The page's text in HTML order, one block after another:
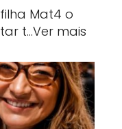
Mat4 o
t…Ver mais